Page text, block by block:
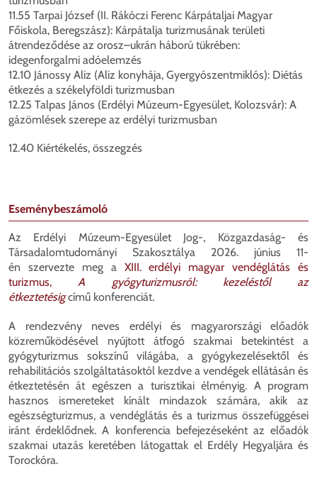
11.55 Tarpai József (II. Rákóczi Ferenc Kárpátaljai Magyar
Főiskola, Beregszász): Kárpátalja turizmusának területi
átrendeződése az orosz–ukrán háború tükrében:
idegenforgalmi adóelemzés
12.10 Jánossy Aliz (Aliz konyhája, Gyergyószentmiklós): Diétás
étkezés a székelyföldi turizmusban
12.25 Talpas János (Erdélyi Múzeum-Egyesület, Kolozsvár): A
gázömlések szerepe az erdélyi turizmusban
12.40 Kiértékelés, összegzés
Eseménybeszámoló
Az Erdélyi Múzeum-Egyesület Jog-, Közgazdaság- és
Társadalomtudományi Szakosztálya 2026. június 11-
én szervezte meg a XIII. erdélyi magyar vendéglátás és
turizmus,A gyógyturizmusról: kezeléstől az
étkeztetésigcímű konferenciát.
A rendezvény neves erdélyi és magyarországi előadók
közreműködésével nyújtott átfogó szakmai betekintést a
gyógyturizmus sokszínű világába, a gyógykezelésektől és
rehabilitációs szolgáltatásoktól kezdve a vendégek ellátásán és
étkeztetésén át egészen a turisztikai élményig. A program
hasznos ismereteket kínált mindazok számára, akik az
egészségturizmus, a vendéglátás és a turizmus összefüggései
iránt érdeklődnek. A konferencia befejezéseként az előadók
szakmai utazás keretében látogattak el Erdély Hegyaljára és
Torockóra.